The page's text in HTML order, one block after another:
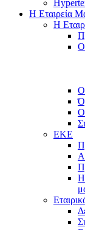
Η Εταιρεία
Η
ΕΚΕ
Η